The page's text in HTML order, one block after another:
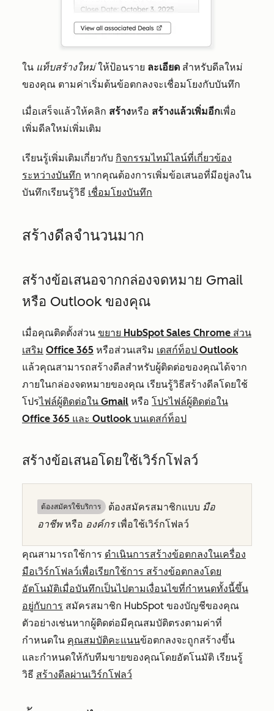
ใน แท็บสร้างใหม่ให้ป้อนราย ละเอียด สำหรับดีลใหม่
ของคุณ ตามค่าเริ่มต้นข้อตกลงจะเชื่อมโยงกับบันทึก
เมื่อเสร็จแล้วให้คลิก สร้างหรือ สร้างแล้วเพิ่มอีกเพื่อ
เพิ่มดีลใหม่เพิ่มเติม
เรียนรู้เพิ่มเติมเกี่ยวกับ กิจกรรมไทม์ไลน์ที่เกี่ยวข้อง
ระหว่างบันทึก หากคุณต้องการเพิ่มข้อเสนอที่มีอยู่ลงใน
บันทึกเรียนรู้วิธี เชื่อมโยงบันทึก
สร้างดีลจำนวนมาก
สร้างข้อเสนอจากกล่องจดหมาย Gmail
หรือ Outlook ของคุณ
เมื่อคุณติดตั้งส่วน ขยาย HubSpot Sales Chrome ส่วน
เสริม Office 365 หรือส่วนเสริม เดสก์ท็อป Outlook
แล้วคุณสามารถสร้างดีลสำหรับผู้ติดต่อของคุณได้จาก
ภายในกล่องจดหมายของคุณ เรียนรู้วิธีสร้างดีลโดยใช้
โปรไฟล์ผู้ติดต่อใน Gmail หรือ โปรไฟล์ผู้ติดต่อใน
Office 365 และ Outlook บนเดสก์ท็อป
สร้างข้อเสนอโดยใช้เวิร์กโฟลว์
ต้องสมัครใช้บริการ ต้องสมัครสมาชิกแบบ มือ
อาชีพหรือ องค์กรเพื่อใช้เวิร์กโฟลว์
คุณสามารถใช้การ ดำเนินการสร้างข้อตกลงในเครื่อง
มือเวิร์กโฟลว์เพื่อเรียกใช้การ สร้างข้อตกลงโดย
อัตโนมัติเมื่อบันทึกเป็นไปตามเงื่อนไขที่กำหนดทั้งนี้ขึ้น
อยู่กับการ สมัครสมาชิก HubSpot ของบัญชีของคุณ
ตัวอย่างเช่นหากผู้ติดต่อมีคุณสมบัติตรงตามค่าที่
กำหนดใน คุณสมบัติคะแนนข้อตกลงจะถูกสร้างขึ้น
และกำหนดให้กับทีมขายของคุณโดยอัตโนมัติ เรียนรู้
วิธี สร้างดีลผ่านเวิร์กโฟลว์